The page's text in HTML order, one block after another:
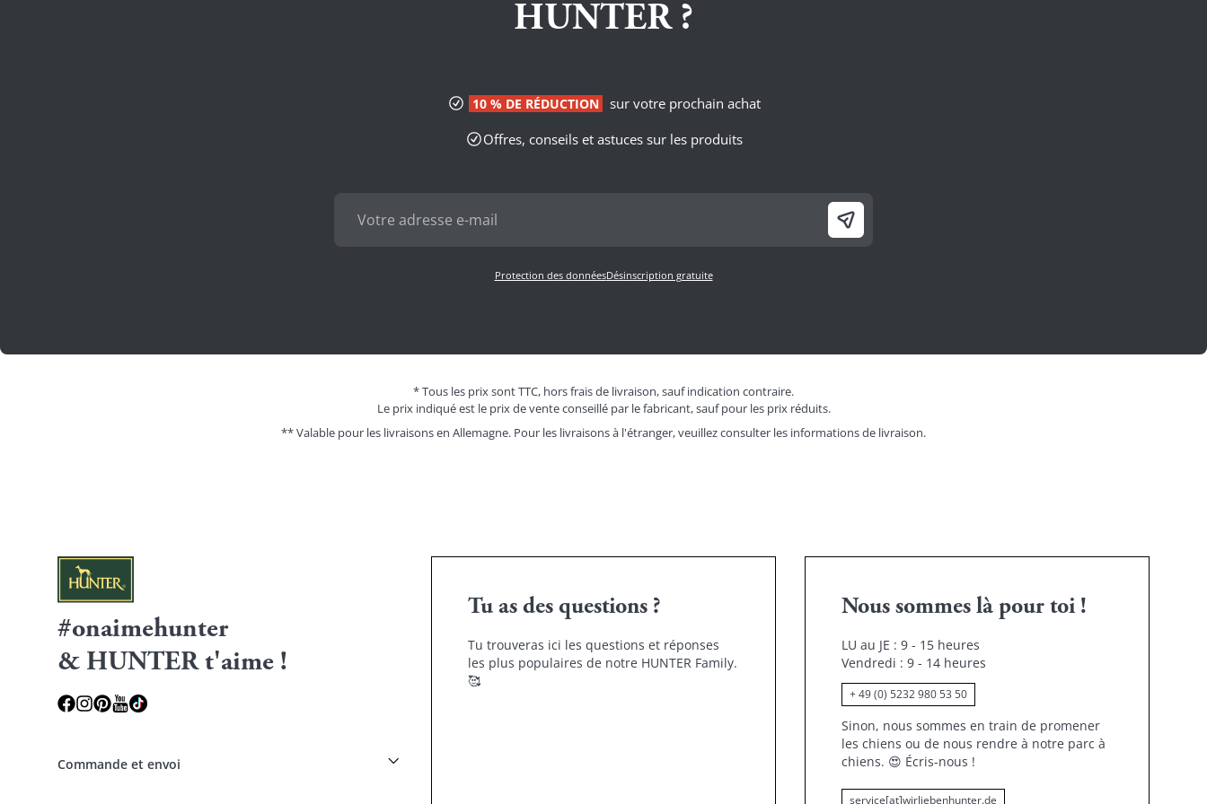
HUNTER ?
10 % DE RÉDUCTION
sur votre prochain achat
Offres, conseils et astuces sur les produits
Protection des donnéesDésinscription gratuite
* Tous les prix sont TTC, hors frais de livraison, sauf indication contraire.
Le prix indiqué est le prix de vente conseillé par le fabricant, sauf pour les prix réduits.
** Valable pour les livraisons en Allemagne. Pour les livraisons à l'étranger, veuillez consulter les informations de livraison.
#onaimehunter
& HUNTER t'aime !
Commande et envoi
Tu as des questions ?
Tu trouveras ici les questions et réponses
les plus populaires de notre HUNTER Family.
🥰
Nous sommes là pour toi !
LU au JE : 9 - 15 heures
Vendredi : 9 - 14 heures
+ 49 (0) 5232 980 53 50
Sinon, nous sommes en train de promener
les chiens ou de nous rendre à notre parc à
chiens. 😍 Écris-nous !
service[at]wirliebenhunter.de